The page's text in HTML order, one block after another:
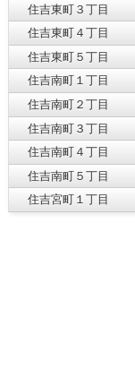
住吉東町３丁目
住吉東町４丁目
住吉東町５丁目
住吉南町１丁目
住吉南町２丁目
住吉南町３丁目
住吉南町４丁目
住吉南町５丁目
住吉宮町１丁目